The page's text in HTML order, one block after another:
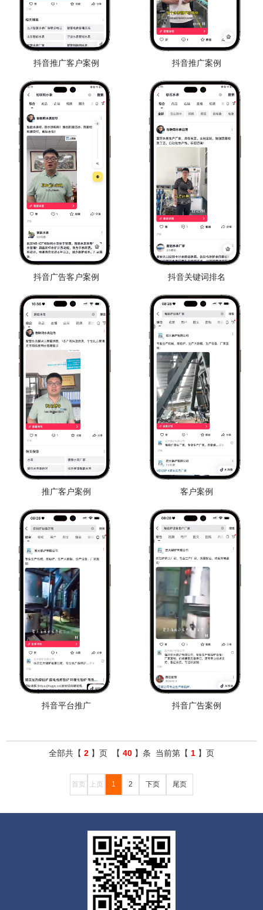
抖音推广客户案例 抖音推广案例
抖音广告客户案例 抖音关键词排名
推广客户案例 客户案例
抖音平台推广 抖音广告案例
全部共【 2 】页 【 40 】条 当前第【 1 】页
首页 上页 1 2 下页 尾页